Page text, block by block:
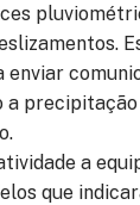
a
a
que